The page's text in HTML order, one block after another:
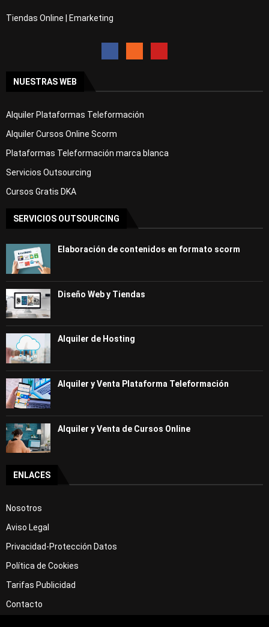
Tiendas Online | Emarketing
NUESTRAS WEB
Alquiler Plataformas Teleformación
Alquiler Cursos Online Scorm
Plataformas Teleformación marca blanca
Servicios Outsourcing
Cursos Gratis DKA
SERVICIOS OUTSOURCING
Elaboración de contenidos en formato scorm
Diseño Web y Tiendas
Alquiler de Hosting
Alquiler y Venta Plataforma Teleformación
Alquiler y Venta de Cursos Online
ENLACES
Nosotros
Aviso Legal
Privacidad-Protección Datos
Política de Cookies
Tarifas Publicidad
Contacto